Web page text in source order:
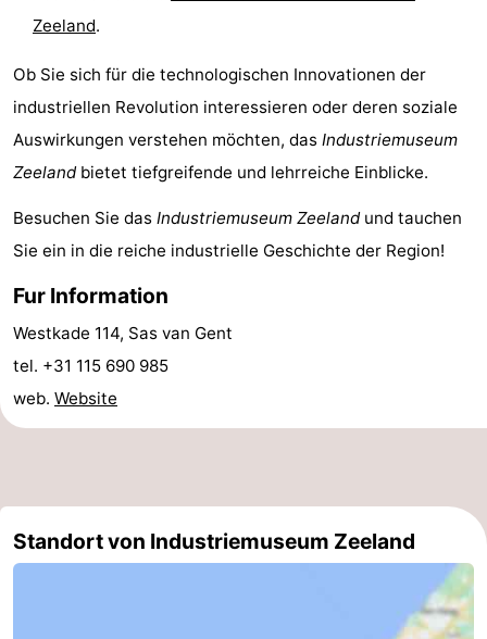
Veere
-
Zoutelande
-
Vlissingen
-
Middelburg
Zeeuws-
Nieuwvliet
-
Sluis
-
Zeeland.
Ob Sie sich für die technologischen Innovationen der
industriellen Revolution interessieren oder deren soziale
Auswirkungen verstehen möchten, das Industriemuseum
Zeelandbietet tiefgreifende und lehrreiche Einblicke.
Besuchen Sie das Industriemuseum Zeelandund tauchen
Sie ein in die reiche industrielle Geschichte der Region!
Fur Information
Westkade 114, Sas van Gent
tel. +31 115 690 985
web. Website
Standort von Industriemuseum Zeeland